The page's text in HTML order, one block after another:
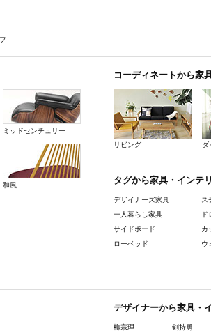
ミッドセンチュリー
和風
コーディネートから家
リビング ダ
タグから家具・インテ
デザイナーズ家具
一人暮らし家具
サイドボード
ローベッド
ス
ド
カ
ウ
デザイナーから家具・
柳宗理 剣持勇